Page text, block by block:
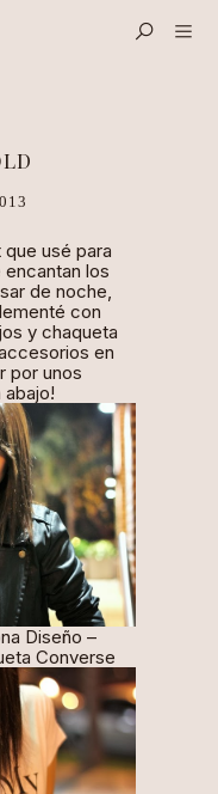
que usé para
los
de noche,
con
y chaqueta
en
por unos
Diseño –
Converse